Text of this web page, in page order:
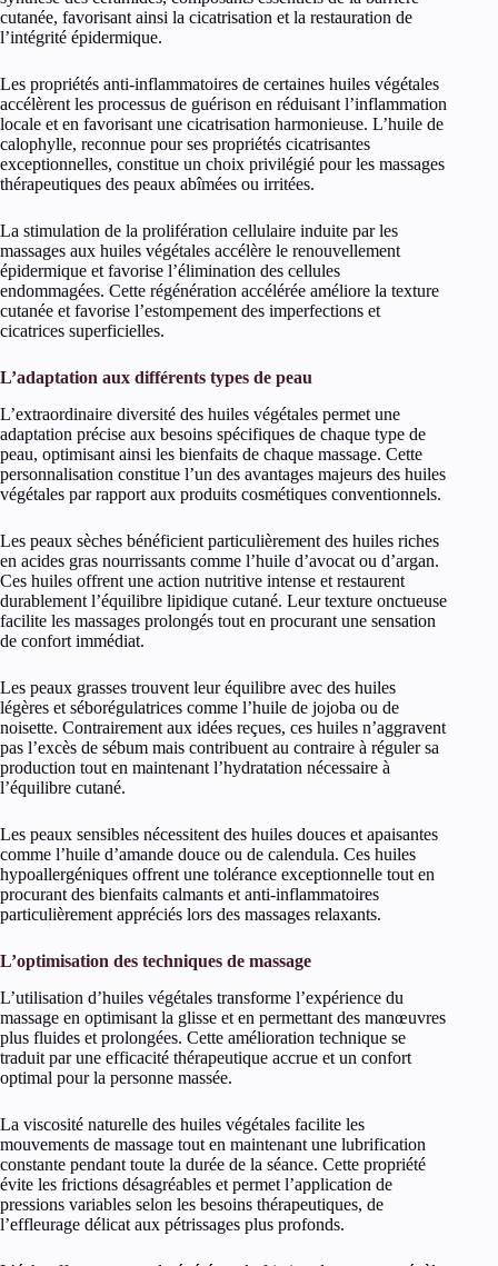
cutanée, favorisant ainsi la cicatrisation et la restauration de
l’intégrité épidermique.
Les propriétés anti-inflammatoires de certaines huiles végétales
accélèrent les processus de guérison en réduisant l’inflammation
locale et en favorisant une cicatrisation harmonieuse. L’huile de
calophylle, reconnue pour ses propriétés cicatrisantes
exceptionnelles, constitue un choix privilégié pour les massages
thérapeutiques des peaux abîmées ou irritées.
La stimulation de la prolifération cellulaire induite par les
massages aux huiles végétales accélère le renouvellement
épidermique et favorise l’élimination des cellules
endommagées. Cette régénération accélérée améliore la texture
cutanée et favorise l’estompement des imperfections et
cicatrices superficielles.
L’adaptation aux différents types de peau
L’extraordinaire diversité des huiles végétales permet une
adaptation précise aux besoins spécifiques de chaque type de
peau, optimisant ainsi les bienfaits de chaque massage. Cette
personnalisation constitue l’un des avantages majeurs des huiles
végétales par rapport aux produits cosmétiques conventionnels.
Les peaux sèches bénéficient particulièrement des huiles riches
en acides gras nourrissants comme l’huile d’avocat ou d’argan.
Ces huiles offrent une action nutritive intense et restaurent
durablement l’équilibre lipidique cutané. Leur texture onctueuse
facilite les massages prolongés tout en procurant une sensation
de confort immédiat.
Les peaux grasses trouvent leur équilibre avec des huiles
légères et séborégulatrices comme l’huile de jojoba ou de
noisette. Contrairement aux idées reçues, ces huiles n’aggravent
pas l’excès de sébum mais contribuent au contraire à réguler sa
production tout en maintenant l’hydratation nécessaire à
l’équilibre cutané.
Les peaux sensibles nécessitent des huiles douces et apaisantes
comme l’huile d’amande douce ou de calendula. Ces huiles
hypoallergéniques offrent une tolérance exceptionnelle tout en
procurant des bienfaits calmants et anti-inflammatoires
particulièrement appréciés lors des massages relaxants.
L’optimisation des techniques de massage
L’utilisation d’huiles végétales transforme l’expérience du
massage en optimisant la glisse et en permettant des manœuvres
plus fluides et prolongées. Cette amélioration technique se
traduit par une efficacité thérapeutique accrue et un confort
optimal pour la personne massée.
La viscosité naturelle des huiles végétales facilite les
mouvements de massage tout en maintenant une lubrification
constante pendant toute la durée de la séance. Cette propriété
évite les frictions désagréables et permet l’application de
pressions variables selon les besoins thérapeutiques, de
l’effleurage délicat aux pétrissages plus profonds.